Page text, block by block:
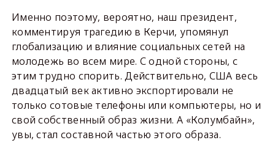
Именно поэтому, вероятно, наш президент,
комментируя трагедию в Керчи, упомянул
глобализацию и влияние социальных сетей на
молодежь во всем мире. С одной стороны, с
этим трудно спорить. Действительно, США весь
двадцатый век активно экспортировали не
только сотовые телефоны или компьютеры, но и
свой собственный образ жизни. А «Колумбайн»,
увы, стал составной частью этого образа.